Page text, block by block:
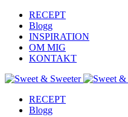
RECEPT
Blogg
INSPIRATION
OM MIG
KONTAKT
RECEPT
Blogg